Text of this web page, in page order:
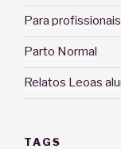
Para profissionais
Parto Normal
Relatos Leoas
TAGS